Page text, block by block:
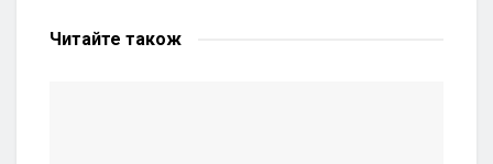
Читайте також